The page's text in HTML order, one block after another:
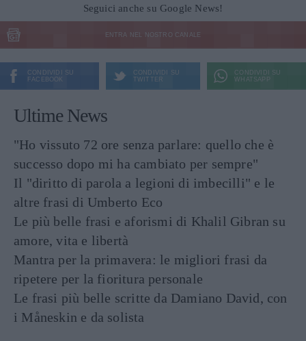
Seguici anche su Google News!
ENTRA NEL NOSTRO CANALE
CONDIVIDI SU
FACEBOOK
CONDIVIDI SU
TWITTER
CONDIVIDI SU
WHATSAPP
Ultime News
"Ho vissuto 72 ore senza parlare: quello che è
successo dopo mi ha cambiato per sempre"
Il "diritto di parola a legioni di imbecilli" e le
altre frasi di Umberto Eco
Le più belle frasi e aforismi di Khalil Gibran su
amore, vita e libertà
Mantra per la primavera: le migliori frasi da
ripetere per la fioritura personale
Le frasi più belle scritte da Damiano David, con
i Måneskin e da solista